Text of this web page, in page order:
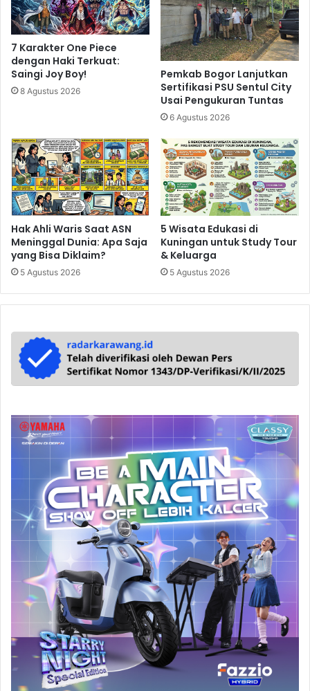
7 Karakter One Piece
dengan Haki Terkuat:
Saingi Joy Boy!
8 Agustus 2026
Pemkab Bogor Lanjutkan
Sertifikasi PSU Sentul City
Usai Pengukuran Tuntas
6 Agustus 2026
Hak Ahli Waris Saat ASN
Meninggal Dunia: Apa Saja
yang Bisa Diklaim?
5 Agustus 2026
5 Wisata Edukasi di
Kuningan untuk Study Tour
& Keluarga
5 Agustus 2026